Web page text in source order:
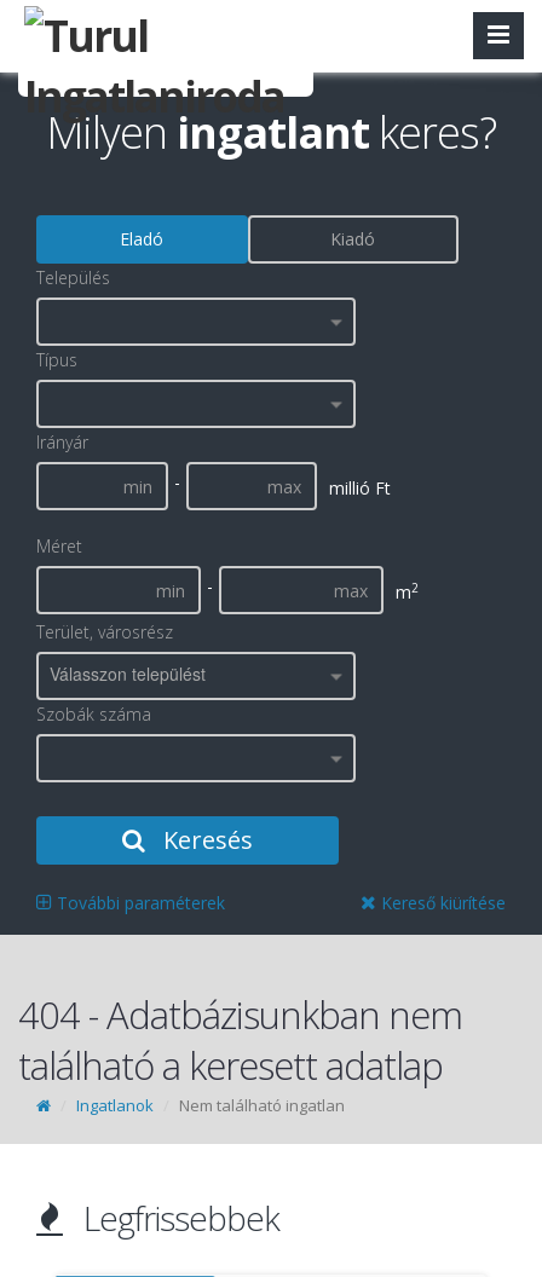
Milyen ingatlant keres?
Eladó
Kiadó
Település
Típus
Irányár
-
millió Ft
Méret
-
m2
Terület, városrész
Válasszon települést
Szobák száma
Keresés
További paraméterek Kereső kiürítése
404 - Adatbázisunkban nem
található a keresett adatlap
Ingatlanok Nem található ingatlan
Legfrissebbek